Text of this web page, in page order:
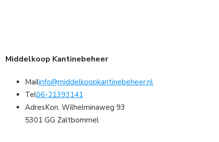
Middelkoop Kantinebeheer
Mailinfo@middelkoopkantinebeheer.nl
Tel06-21393141
AdresKon. Wilhelminaweg 93
5301 GG Zaltbommel